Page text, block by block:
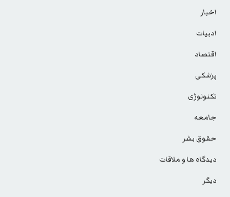
اخبار
ادبیات
اقتصاد
پزشکی
تکنولوژی
جامعه
حقوق بشر
دیدگاه ها و ملاقات
دیگر